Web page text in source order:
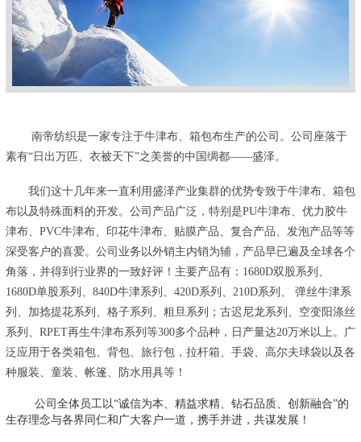
南帝纺织是一家专注于牛津布、箱包布生产的公司。公司座落于
素有“日出万匹、衣被天下”之美誉的中国绸都——盛泽。
我们这十几年来一直利用盛泽产业集群的优势专致于牛津布、箱包
布以及特殊面料的开发。公司产品广泛，特别是PU牛津布、优力胶牛
津布、PVC牛津布、印花牛津布、贴膜产品、复合产品、发泡产品等等
深受客户的喜爱。公司业务以外销主内销为辅，产品早已遍及全球各个
角落，并得到行业界的一致好评！主要产品有：1680D双股系列、
1680D单股系列、840D牛津系列、420D系列、210D系列、 弹丝牛津系
列、加捻提花系列、格子系列、粗旦系列；古迟尼龙系列、空变阳涤丝
系列、RPET再生牛津布系列等300多个品种，日产量达20万米以上。广
泛应用于各类箱包、背包、旅行包，拉杆箱、手袋、高尔夫球袋以及各
种服装、童装、帐篷、防水用具等！
公司全体员工以“诚信为本、精益求精、钻石品质、创新融合”的
生存理念与各界同仁和广大客户一道，携手并进，共谋发展！